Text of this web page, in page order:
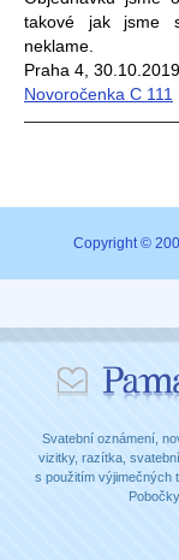
takové jak jsme
neklame.
Praha 4, 30.10.2019
Novoročenka C 111
Copyright ©
Svatební oznámení,
vizitky, razítka,
s použitím výjimečných